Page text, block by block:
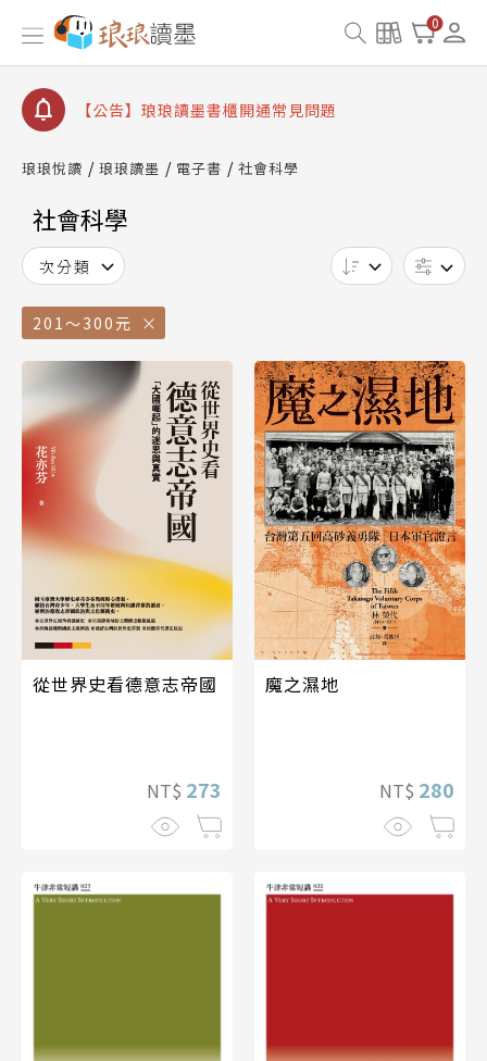
0
【公告】因 Readmoo 讀墨系統維護中，本站同步暫
停部分閱讀服務
【公告】琅琅讀墨數位閱讀資產合併與書櫃開通申請
【公告】琅琅讀墨書櫃開通常見問題
請圖文教學
查詢
【公告】因 Readmoo 讀墨系統維護中，本站同步暫
停部分閱讀服務
琅琅悅讀 琅琅讀墨 電子書 社會科學
社會科學
次分類
201～300元
從世界史看德意志帝國
NT$ 273
魔之濕地
NT$ 280